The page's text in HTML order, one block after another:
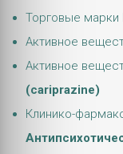
Торговые марки
Активное
Активное
(cariprazine)
Клинико-